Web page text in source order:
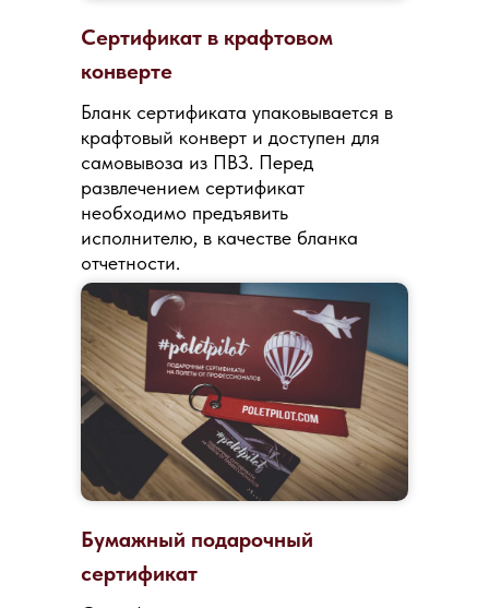
Бумажный подарочный
сертификат
Сертификат в крафтовом
конверте
Бланк сертификата упаковывается в
крафтовый конверт и доступен для
самовывоза из ПВЗ. Перед
развлечением сертификат
необходимо предъявить
исполнителю, в качестве бланка
отчетности.